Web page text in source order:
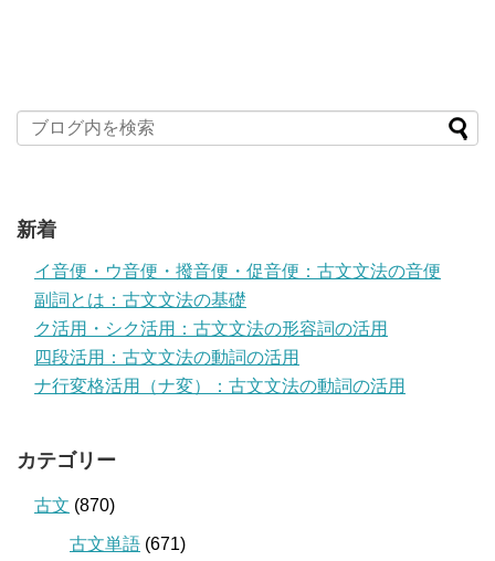
新着
イ音便・ウ音便・撥音便・促音便：古文文法の音便
副詞とは：古文文法の基礎
ク活用・シク活用：古文文法の形容詞の活用
四段活用：古文文法の動詞の活用
ナ行変格活用（ナ変）：古文文法の動詞の活用
カテゴリー
古文 (870)
古文単語 (671)